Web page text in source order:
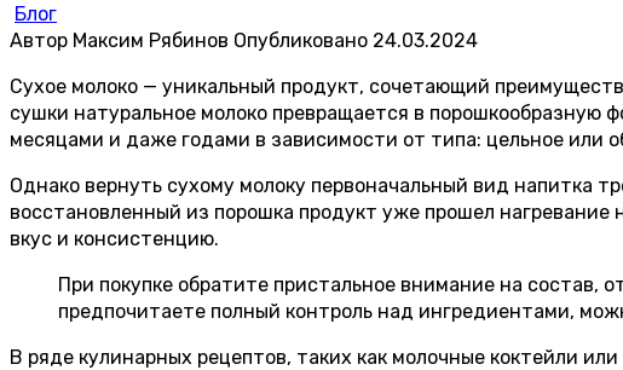
Блог
Автор Максим Рябинов Опубликовано 24.03.2024
Сухое молоко — уникальный продукт, сочетающий
сушки натуральное молоко превращается в порошкообразную
месяцами и даже годами в зависимости от типа: цельное или
Однако вернуть сухому молоку первоначальный вид напитка
восстановленный из порошка продукт уже прошел
вкус и консистенцию.
При покупке обратите пристальное внимание на состав,
предпочитаете полный контроль над ингредиентами,
В ряде кулинарных рецептов, таких как молочные коктейли